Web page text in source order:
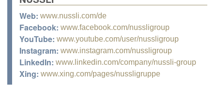
Web: www.nussli.com/de
Facebook: www.facebook.com/nussligroup
YouTube: www.youtube.com/user/nussligroup
Instagram: www.instagram.com/nussligroup
LinkedIn: www.linkedin.com/company/nussli-group
Xing: www.xing.com/pages/nussligruppe